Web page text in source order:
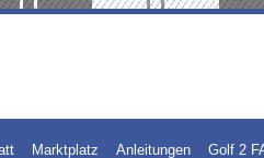
Marktplatz Anleitungen Golf 2